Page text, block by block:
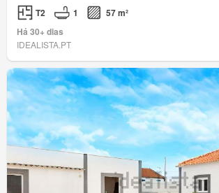
T2 1
57 m²
Há 30+ dias
IDEALISTA.PT